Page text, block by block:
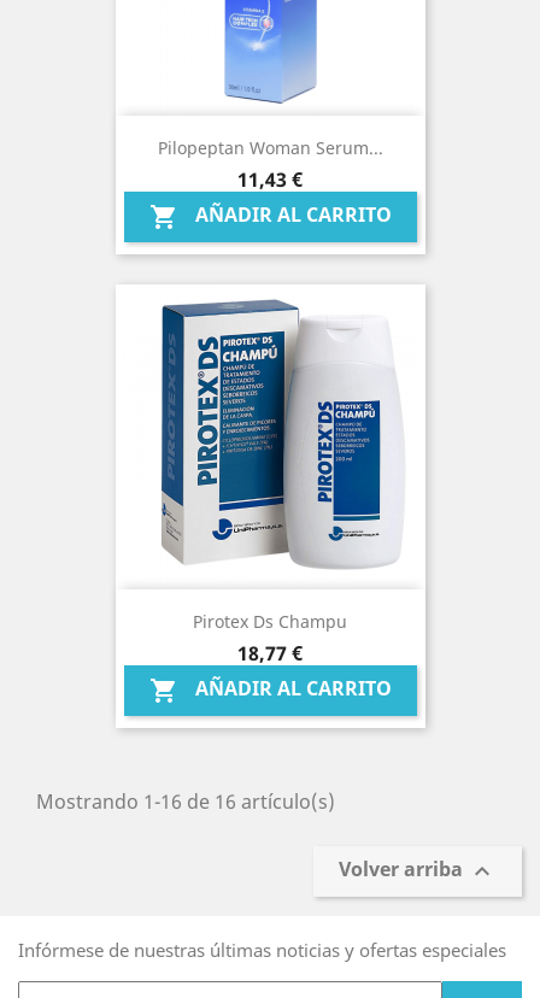
Pilopeptan Woman Serum...
Precio
11,43 €
 AÑADIR AL CARRITO
Pirotex Ds Champu
Precio
18,77 €
 AÑADIR AL CARRITO
Mostrando 1-16 de 16 artículo(s)
Volver arriba 
Infórmese de nuestras últimas noticias y ofertas especiales